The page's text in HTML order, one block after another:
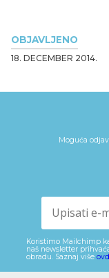
OBJAVLJENO
18. DECEMBER 2014.
Moguća
Koristimo Mailchimp
naš newsletter
obradu. Saznaj više